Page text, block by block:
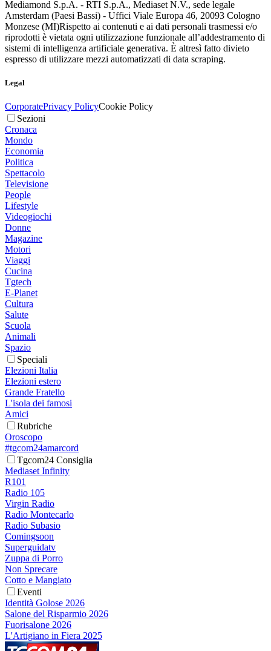
Mediamond S.p.A. - RTI S.p.A., Mediaset N.V., sede legale
Amsterdam (Paesi Bassi) - Uffici Viale Europa 46, 20093 Cologno
Monzese (MI)Rispetto ai contenuti e ai dati personali trasmessi e/o
riprodotti è vietata ogni utilizzazione funzionale all’addestramento di
sistemi di intelligenza artificiale generativa. È altresì fatto divieto
espresso di utilizzare mezzi automatizzati di data scraping.
Legal
CorporatePrivacy PolicyCookie Policy
Sezioni
Cronaca
Mondo
Economia
Politica
Spettacolo
Televisione
People
Lifestyle
Videogiochi
Donne
Magazine
Motori
Viaggi
Cucina
Tgtech
E-Planet
Cultura
Salute
Scuola
Animali
Spazio
Speciali
Elezioni Italia
Elezioni estero
Grande Fratello
L'isola dei famosi
Amici
Rubriche
Oroscopo
#tgcom24amarcord
Tgcom24 Consiglia
Mediaset Infinity
R101
Radio 105
Virgin Radio
Radio Montecarlo
Radio Subasio
Comingsoon
Superguidatv
Zuppa di Porro
Non Sprecare
Cotto e Mangiato
Eventi
Identità Golose 2026
Salone del Risparmio 2026
Fuorisalone 2026
L'Artigiano in Fiera 2025